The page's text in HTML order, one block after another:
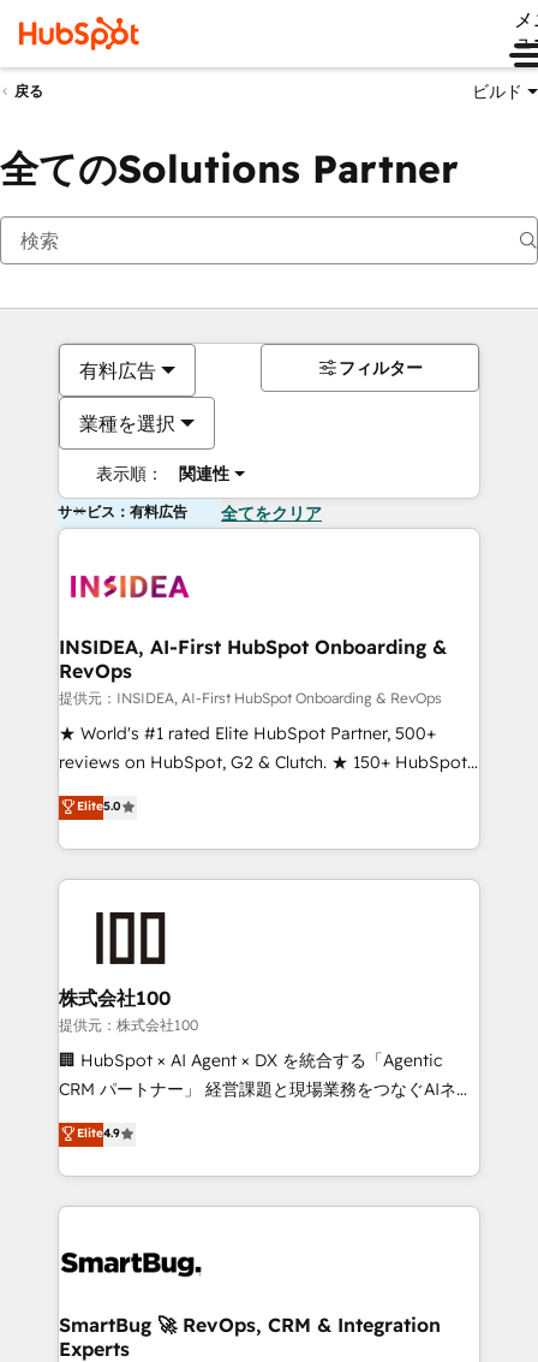
ュ
戻る ビルド
全てのSolutions Partner
有料広告
業種を選択
表示順： 関連性
フィルター
サービス：有料広告 全てをクリア
INSIDEA, AI-First HubSpot Onboarding &
RevOps
提供元：INSIDEA, AI-First HubSpot Onboarding & RevOps
★ World's #1 rated Elite HubSpot Partner, 500+
reviews on HubSpot, G2 & Clutch. ★ 150+ HubSpot
Certified Experts & Trainers across the team ★
1,500+ implementations across five continents ★ AI-
First, RevOps-led, Onboarding obsessed ★
Company of the Year 2024/25 INSIDEA helps
and build AI-powered workflows that drive adoption
from week one, in your time zone. What we do ➤
Onboarding: Live in weeks, with workflows built
around your business, not a template. ➤ Migration:
Move from any legacy CRM. Zero downtime, full data
run your revenue process. Sales, marketing, and
service wired together. ➤ AI and Integrations: Layer
tune-ups, feature rollouts, adoption coaching. Buying
HubSpot, switching to it, or reviving a stale portal?
We are built for the work.
Elite5.0
株式会社100
提供元：株式会社100
🏢 HubSpot × AI Agent × DX を統合する「Agentic
CRM パートナー」 経営課題と現場業務をつなぐAIネイ
ティブ・エージェンシーとして、HubSpot Eliteの実装
力で顧客フロント業務を再設計します。 💡 100inc は何
をする会社か？ HubSpotを共通基盤に、AIエージェン
トを組み込んだ顧客フロント業務（マーケティング・営
ィブ・エージェンシーです。事業部・グループ会社・部
を、CRMを軸とした全社共通基盤に再構築します。意
思決定者・PMO・現場担当者に並走します。 1️⃣
Elite4.9
SmartBug 🚀 RevOps, CRM & Integration
Experts